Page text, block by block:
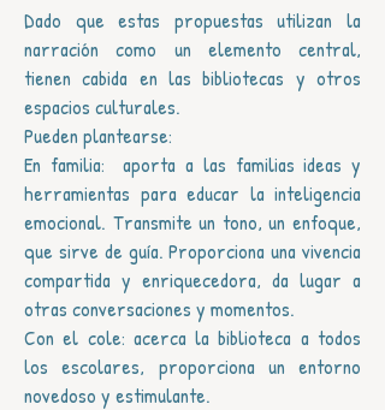
Dado que estas propuestas utilizan la
narración como un elemento central,
tienen cabida en las bibliotecas y otros
espacios culturales.
Pueden plantearse:
En familia: aporta a las familias ideas y
herramientas para educar la inteligencia
emocional. Transmite un tono, un enfoque,
que sirve de guía. Proporciona una vivencia
compartida y enriquecedora, da lugar a
otras conversaciones y momentos.
Con el cole: acerca la biblioteca a todos
los escolares, proporciona un entorno
novedoso y estimulante.